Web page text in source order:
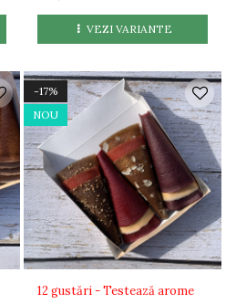
VEZI VARIANTE
-17%
NOU
12 gustări - Testează arome